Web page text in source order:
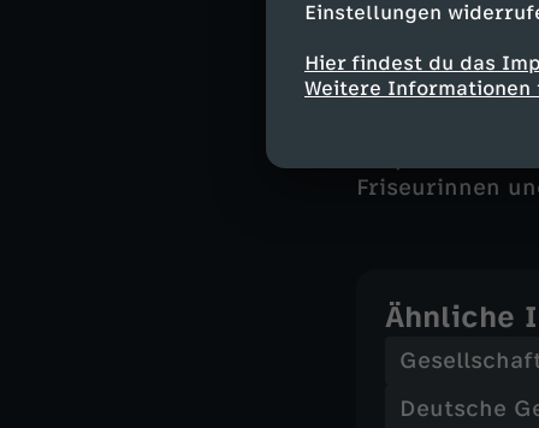
Einstellungen
Hier findest du das
WeitereYou", das die
körperlicher
Friseurinnen
Ähnliche
Deutsche